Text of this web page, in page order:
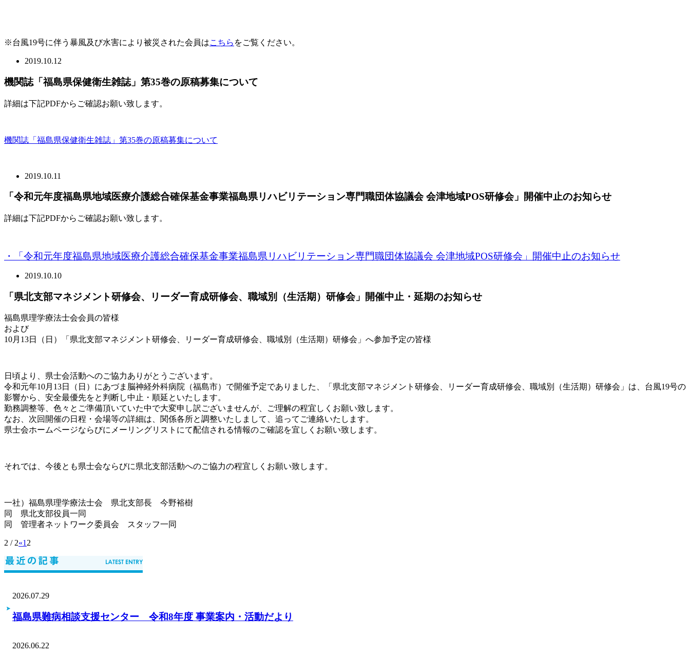
※台風19号に伴う暴風及び水害により被災された会員はこちら をご覧ください。
2019.10.12
機関誌「福島県保健衛生雑誌」第35巻の原稿募集について
詳細は下記PDFからご確認お願い致します。
機関誌「福島県保健衛生雑誌」第35巻の原稿募集について
2019.10.11
「令和元年度福島県地域医療介護総合確保基金事業福島県リハビリテーション専門職団体協議会 会津地域POS研修会」開催中止のお知らせ
詳細は下記PDFからご確認お願い致します。
・「令和元年度福島県地域医療介護総合確保基金事業福島県リハビリテーション専門職団体協議会 会津地域POS研修会」開催中止のお知らせ
2019.10.10
「県北支部マネジメント研修会、リーダー育成研修会、職域別（生活期）研修会」開催中止・延期のお知らせ
福島県理学療法士会会員の皆様
および
10月13日（日）「県北支部マネジメント研修会、リーダー育成研修会、職域別（生活期）研修会」へ参加予定の皆様
日頃より、県士会活動へのご協力ありがとうございます。
令和元年10月13日（日）にあづま脳神経外科病院（福島市）で開催予定でありました、「県北支部マネジメント研修会、リーダー育成研修会、職域別（生活期）研修会」は、台風19号の
影響から、安全最優先をと判断し中止・順延といたします。
勤務調整等、色々とご準備頂いていた中で大変申し訳ございませんが、ご理解の程宜しくお願い致します。
なお、次回開催の日程・会場等の詳細は、関係各所と調整いたしまして、追ってご連絡いたします。
県士会ホームページならびにメーリングリストにて配信される情報のご確認を宜しくお願い致します。
それでは、今後とも県士会ならびに県北支部活動へのご協力の程宜しくお願い致します。
一社）福島県理学療法士会 県北支部長 今野裕樹
同 県北支部役員一同
同 管理者ネットワーク委員会 スタッフ一同
2 / 2«12
2026.07.29
福島県難病相談支援センター 令和8年度 事業案内・活動だより
2026.06.22